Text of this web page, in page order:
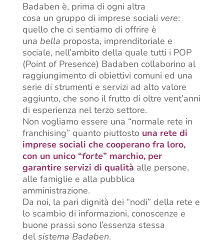
Badaben è, prima di ogni altra
cosa un gruppo di imprese sociali vere:
quello che ci sentiamo di offrire è
una bella proposta, imprenditoriale e
sociale, nell’ambito della quale tutti i POP
(Point of Presence) Badaben collaborino al
raggiungimento di obiettivi comuni ed una
serie di strumenti e servizi ad alto valore
aggiunto, che sono il frutto di oltre vent’anni
di esperienza nel terzo settore.
Non vogliamo essere una “normale rete in
franchising” quanto piuttosto una rete di
imprese sociali che cooperano fra loro,
con un unico “forte” marchio, per
garantire servizi di qualità alle persone,
alle famiglie e alla pubblica
amministrazione.
Da noi, la pari dignità dei “nodi” della rete e
lo scambio di informazioni, conoscenze e
buone prassi sono l’essenza stessa
del sistema Badaben.